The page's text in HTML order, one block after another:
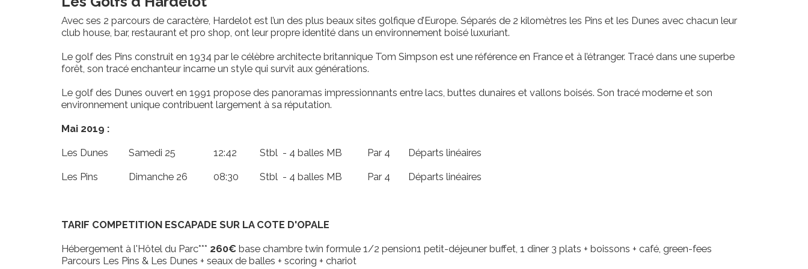
Avec ses 2 parcours de caractère, Hardelot est l’un des plus beaux sites golfique d’Europe. Séparés de 2 kilomètres les Pins et les Dunes avec chacun leur
club house, bar, restaurant et pro shop, ont leur propre identité dans un environnement boisé luxuriant.
Le golf des Pins construit en 1934 par le célèbre architecte britannique Tom Simpson est une référence en France et à l’étranger. Tracé dans une superbe
forêt, son tracé enchanteur incarne un style qui survit aux générations.
Le golf des Dunes ouvert en 1991 propose des panoramas impressionnants entre lacs, buttes dunaires et vallons boisés. Son tracé moderne et son
environnement unique contribuent largement à sa réputation.
Mai 2019 :
Les Dunes
Samedi 25 12:42 Stbl - 4 balles MB Par 4
Départs linéaires
Les Pins
Dimanche 26 08:30 Stbl - 4 balles MB Par 4 Départs linéaires
TARIF COMPETITION ESCAPADE SUR LA COTE D'OPALE
Hébergement à l'Hôtel du Parc*** 260€ base chambre twin formule 1/2 pension1 petit-déjeuner buffet, 1 dîner 3 plats + boissons + café, green-fees
Parcours Les Pins & Les Dunes + seaux de balles + scoring + chariot